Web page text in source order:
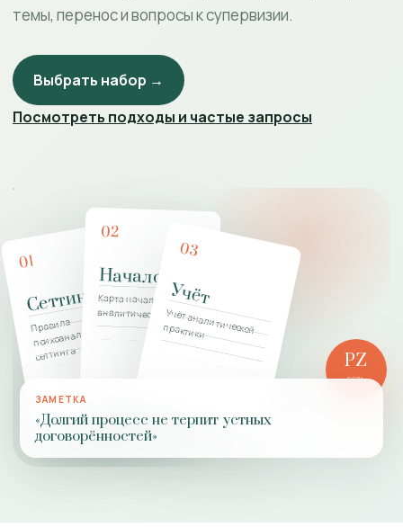
темы, перенос и вопросы к супервизии.
Выбрать набор →
Посмотреть подходы и частые запросы
01
Сеттинг
Правила
психоаналитического
сеттинга
02
Начало
Карта начала
аналитической работы
03
Учёт
Учёт аналитической
практики
PZ
РОЛЬ
ЗАМЕТКА
«Долгий процесс не терпит устных
договорённостей»